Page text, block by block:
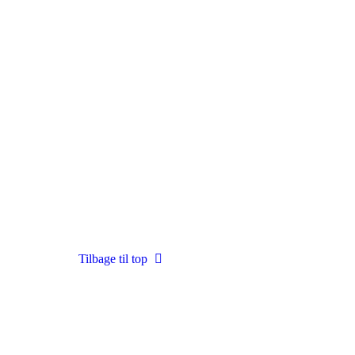
Tilbage til top